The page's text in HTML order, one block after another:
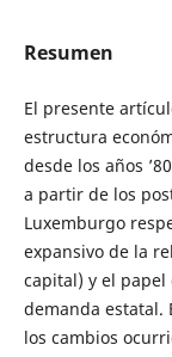
Resumen
El presente
estructura
desde los años
a partir de los
Luxemburgo
expansivo de la
capital) y el papel
demanda estatal.
los cambios